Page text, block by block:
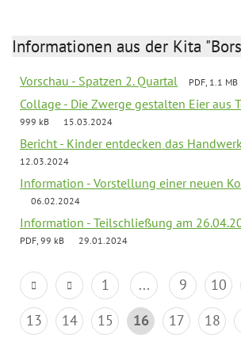
Informationen aus der Kita
Vorschau - Spatzen 2. Quartal PDF, 1.1 MB
Collage - Die Zwerge gestalten Eier aus
999 kB
15.03.2024
Bericht - Kinder entdecken das
12.03.2024
Information - Vorstellung einer neuen
06.02.2024
Information - Teilschließung am
PDF, 99 kB 29.01.2024
1 ... 9 10
13
14 15 16 17 18